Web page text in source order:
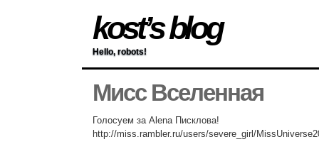
kost’s blog
Hello, robots!
Мисс Вселенная
Голосуем за Alena Писклова!
http://miss.rambler.ru/users/severe_girl/